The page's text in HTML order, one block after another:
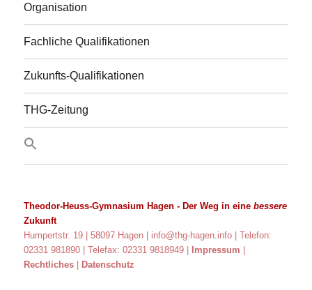
Organisation
Fachliche Qualifikationen
Zukunfts-Qualifikationen
THG-Zeitung
Theodor-Heuss-Gymnasium Hagen - Der Weg in einebessere
Zukunft
Humpertstr. 19 | 58097 Hagen | info@thg-hagen.info
| Telefon:
02331 981890 | Telefax: 02331 9818949 |
Impressum
Rechtliches
Datenschutz